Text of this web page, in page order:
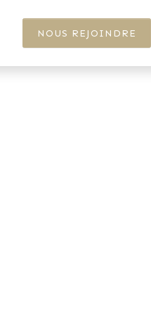
NOUS REJOINDRE